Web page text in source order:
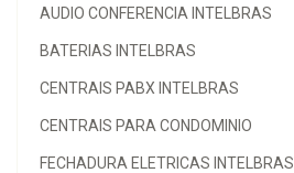
AUDIO CONFERENCIA INTELBRAS
BATERIAS INTELBRAS
CENTRAIS PABX INTELBRAS
CENTRAIS PARA CONDOMINIO
FECHADURA ELETRICAS INTELBRAS